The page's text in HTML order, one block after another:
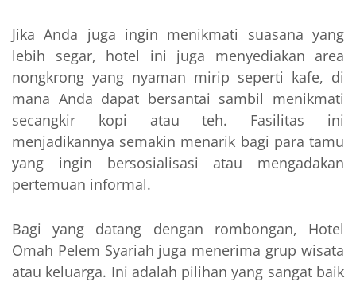
Jika Anda juga ingin menikmati suasana yang
lebih segar, hotel ini juga menyediakan area
nongkrong yang nyaman mirip seperti kafe, di
mana Anda dapat bersantai sambil menikmati
secangkir kopi atau teh. Fasilitas ini
menjadikannya semakin menarik bagi para tamu
yang ingin bersosialisasi atau mengadakan
pertemuan informal.
Bagi yang datang dengan rombongan, Hotel
Omah Pelem Syariah juga menerima grup wisata
atau keluarga. Ini adalah pilihan yang sangat baik